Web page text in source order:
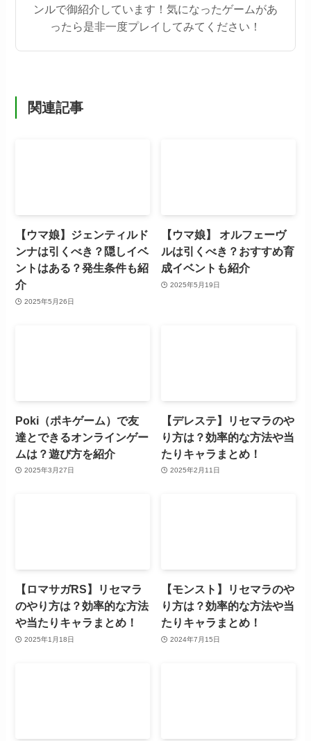
ンルで御紹介しています！気になったゲームがあ
ったら是非一度プレイしてみてください！
関連記事
【ウマ娘】ジェンティルド
ンナは引くべき？隠しイベ
ントはある？発生条件も紹
介
2025年5月26日
【ウマ娘】 オルフェーヴ
ルは引くべき？おすすめ育
成イベントも紹介
2025年5月19日
Poki（ポキゲーム）で友
達とできるオンラインゲー
ムは？遊び方を紹介
2025年3月27日
【デレステ】リセマラのや
り方は？効率的な方法や当
たりキャラまとめ！
2025年2月11日
【ロマサガRS】リセマラ
のやり方は？効率的な方法
や当たりキャラまとめ！
2025年1月18日
【モンスト】リセマラのや
り方は？効率的な方法や当
たりキャラまとめ！
2024年7月15日